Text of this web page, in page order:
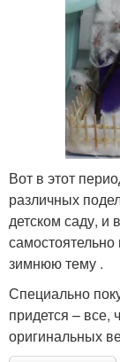
Вот в этот
различных
детском саду, и
самостоятельно
зимнюю тему .
Специально
придется – все,
оригинальных